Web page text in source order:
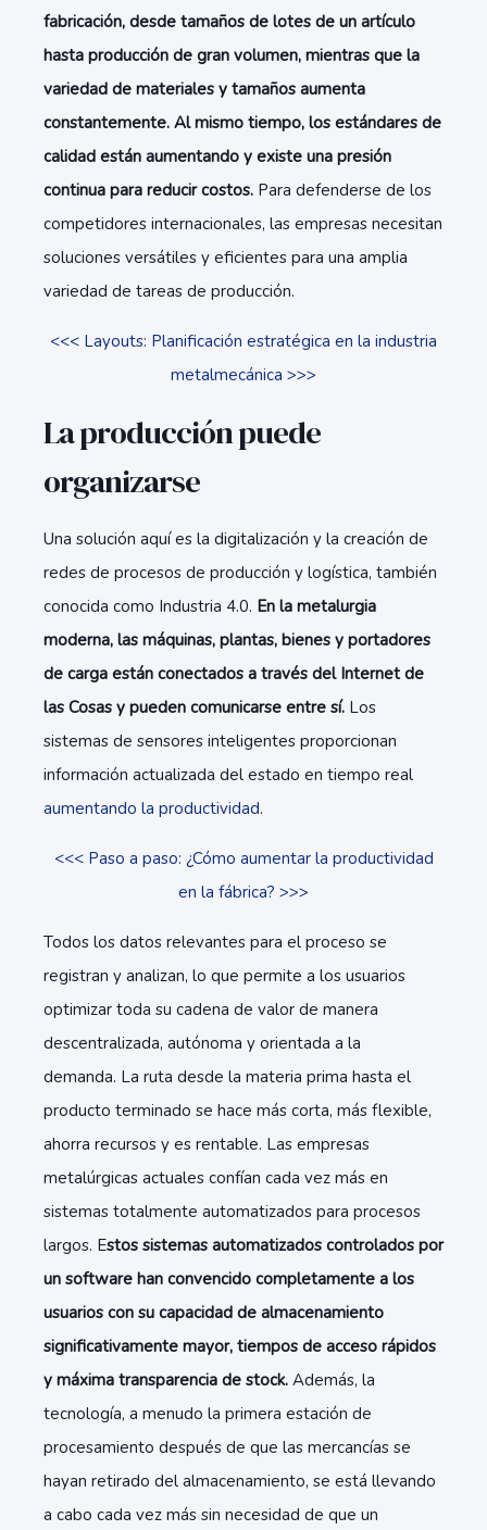
fabricación, desde tamaños de lotes de un artículo
hasta producción de gran volumen, mientras que la
variedad de materiales y tamaños aumenta
constantemente. Al mismo tiempo, los estándares de
calidad están aumentando y existe una presión
continua para reducir costos. Para defenderse de los
competidores internacionales, las empresas necesitan
soluciones versátiles y eficientes para una amplia
variedad de tareas de producción.
<<< Layouts: Planificación estratégica en la industria
metalmecánica >>>
La producción puede
organizarse
Una solución aquí es la digitalización y la creación de
redes de procesos de producción y logística, también
conocida como Industria 4.0. En la metalurgia
moderna, las máquinas, plantas, bienes y portadores
de carga están conectados a través del Internet de
las Cosas y pueden comunicarse entre sí. Los
sistemas de sensores inteligentes proporcionan
información actualizada del estado en tiempo real
aumentando la productividad.
<<< Paso a paso: ¿Cómo aumentar la productividad
en la fábrica? >>>
Todos los datos relevantes para el proceso se
registran y analizan, lo que permite a los usuarios
optimizar toda su cadena de valor de manera
descentralizada, autónoma y orientada a la
demanda. La ruta desde la materia prima hasta el
producto terminado se hace más corta, más flexible,
ahorra recursos y es rentable. Las empresas
metalúrgicas actuales confían cada vez más en
sistemas totalmente automatizados para procesos
largos. Estos sistemas automatizados controlados por
un software han convencido completamente a los
usuarios con su capacidad de almacenamiento
significativamente mayor, tiempos de acceso rápidos
y máxima transparencia de stock. Además, la
tecnología, a menudo la primera estación de
procesamiento después de que las mercancías se
hayan retirado del almacenamiento, se está llevando
a cabo cada vez más sin necesidad de que un